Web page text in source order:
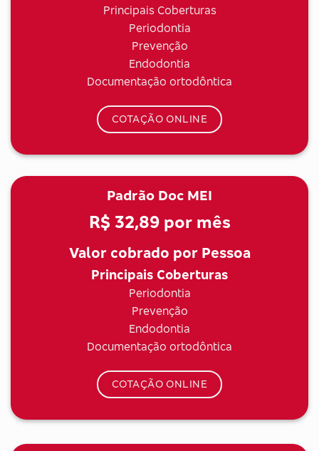
Principais Coberturas
Periodontia
Prevenção
Endodontia
Documentação ortodôntica
COTAÇÃO ONLINE
Padrão Doc MEI
R$ 32,89por mês
Valor cobrado por Pessoa
Principais Coberturas
Periodontia
Prevenção
Endodontia
Documentação ortodôntica
COTAÇÃO ONLINE